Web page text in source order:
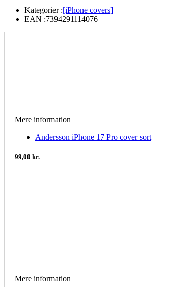
Kategorier :[iPhone covers]
EAN :7394291114076
Mere information
Andersson iPhone 17 Pro cover sort
99,00 kr.
Mere information